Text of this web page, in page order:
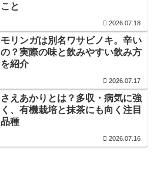
こと
2026.07.18
モリンガは別名ワサビノキ。辛い
の？実際の味と飲みやすい飲み方
を紹介
2026.07.17
さえあかりとは？多収・病気に強
く、有機栽培と抹茶にも向く注目
品種
2026.07.16